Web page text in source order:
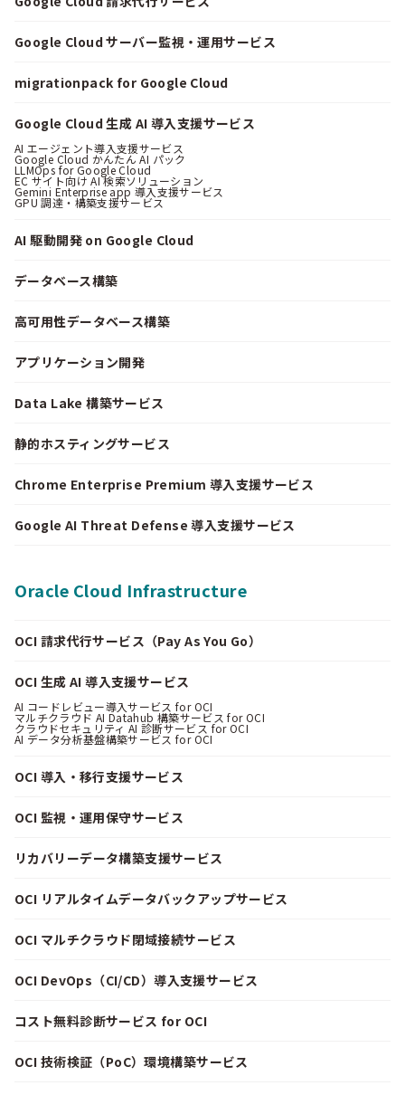
Google Cloud サーバー監視・運用サービス
migrationpack for Google Cloud
Google Cloud 生成 AI 導入支援サービス
AI エージェント導入支援サービス
Google Cloud かんたん AI パック
LLMOps for Google Cloud
EC サイト向け AI 検索ソリューション
Gemini Enterprise app 導入支援サービス
GPU 調達・構築支援サービス
AI 駆動開発 on Google Cloud
データベース構築
高可用性データベース構築
アプリケーション開発
Data Lake 構築サービス
静的ホスティングサービス
Chrome Enterprise Premium 導入支援サービス
Google AI Threat Defense 導入支援サービス
Oracle Cloud Infrastructure
OCI 請求代行サービス（Pay As You Go）
OCI 生成 AI 導入支援サービス
AI コードレビュー導入サービス for OCI
マルチクラウド AI Datahub 構築サービス for OCI
クラウドセキュリティ AI 診断サービス for OCI
AI データ分析基盤構築サービス for OCI
OCI 導入・移行支援サービス
OCI 監視・運用保守サービス
リカバリーデータ構築支援サービス
OCI リアルタイムデータバックアップサービス
OCI マルチクラウド閉域接続サービス
OCI DevOps（CI/CD）導入支援サービス
コスト無料診断サービス for OCI
OCI 技術検証（PoC）環境構築サービス